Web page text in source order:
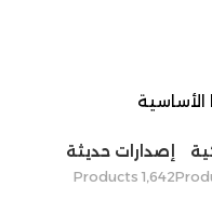
إصدارات حديثة
1٬642 Products